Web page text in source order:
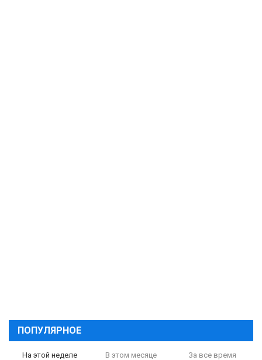
ПОПУЛЯРНОЕ
На этой неделе В этом месяце За все время